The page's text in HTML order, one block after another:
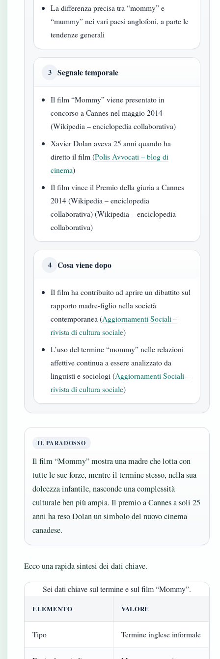
La differenza precisa tra “mommy” e
“mummy” nei vari paesi anglofoni, a parte le
tendenze generali
3 Segnale temporale
Il film “Mommy” viene presentato in
concorso a Cannes nel maggio 2014
(Wikipedia – enciclopedia collaborativa)
Xavier Dolan aveva 25 anni quando ha
diretto il film (Polis Avvocati – blog di
cinema)
Il film vince il Premio della giuria a Cannes
2014 (Wikipedia – enciclopedia
collaborativa) (Wikipedia – enciclopedia
collaborativa)
4 Cosa viene dopo
Il film ha contribuito ad aprire un dibattito sul
rapporto madre-figlio nella società
contemporanea (Aggiornamenti Sociali –
rivista di cultura sociale)
L’uso del termine “mommy” nelle relazioni
affettive continua a essere analizzato da
linguisti e sociologi (Aggiornamenti Sociali –
rivista di cultura sociale)
IL PARADOSSO
Il film “Mommy” mostra una madre che lotta con
tutte le sue forze, mentre il termine stesso, nella sua
dolcezza infantile, nasconde una complessità
culturale ben più ampia. Il premio a Cannes a soli 25
anni ha reso Dolan un simbolo del nuovo cinema
canadese.
Ecco una rapida sintesi dei dati chiave.
Sei dati chiave sul termine e sul film “Mommy”.
ELEMENTO VALORE
Tipo Termine inglese informale